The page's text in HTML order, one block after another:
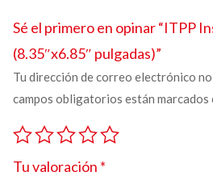
Sé el primero en opinar “ITPP
(8.35″x6.85″ pulgadas)”
Tu dirección de correo electrónico
campos obligatorios están marcados
Tu valoración *